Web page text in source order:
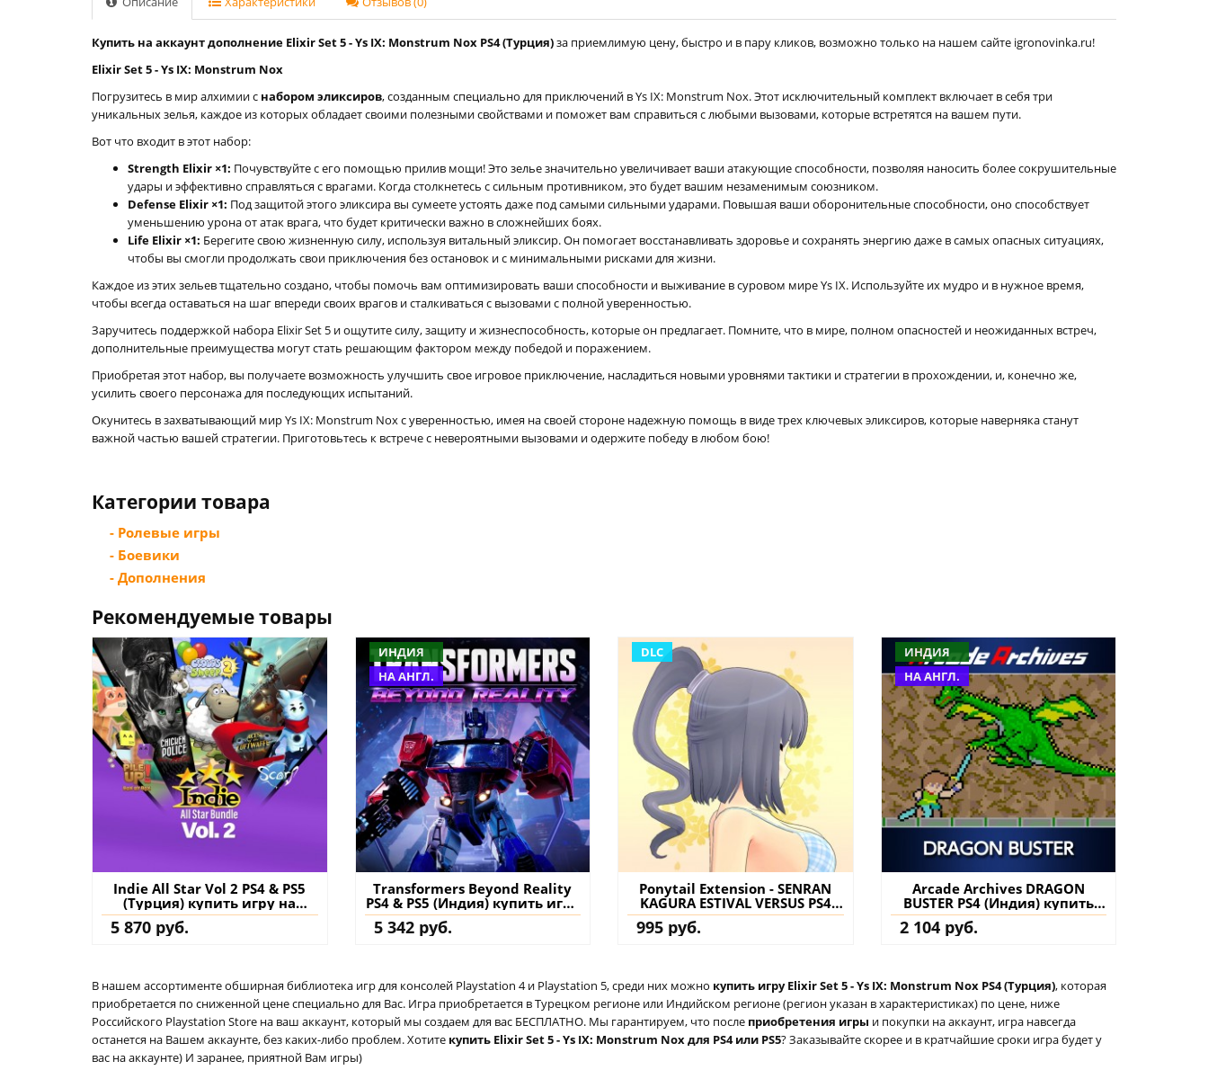
Купить на аккаунт дополнение Elixir Set 5 - Ys IX: Monstrum Nox PS4 (Турция)за приемлимую цену, быстро и в пару кликов, возможно только на нашем сайте igronovinka.ru!
Elixir Set 5 - Ys IX: Monstrum Nox
Погрузитесь в мир алхимии с набором эликсиров, созданным специально для приключений в Ys IX: Monstrum Nox. Этот исключительный комплект включает в себя три
уникальных зелья, каждое из которых обладает своими полезными свойствами и поможет вам справиться с любыми вызовами, которые встретятся на вашем пути.
Вот что входит в этот набор:
Strength Elixir ×1: Почувствуйте с его помощью прилив мощи! Это зелье значительно увеличивает ваши атакующие способности, позволяя наносить более сокрушительные
удары и эффективно справляться с врагами. Когда столкнетесь с сильным противником, это будет вашим незаменимым союзником.
Defense Elixir ×1: Под защитой этого эликсира вы сумеете устоять даже под самыми сильными ударами. Повышая ваши оборонительные способности, оно способствует
уменьшению урона от атак врага, что будет критически важно в сложнейших боях.
Life Elixir ×1: Берегите свою жизненную силу, используя витальный эликсир. Он помогает восстанавливать здоровье и сохранять энергию даже в самых опасных ситуациях,
чтобы вы смогли продолжать свои приключения без остановок и с минимальными рисками для жизни.
Каждое из этих зельев тщательно создано, чтобы помочь вам оптимизировать ваши способности и выживание в суровом мире Ys IX. Используйте их мудро и в нужное время,
чтобы всегда оставаться на шаг впереди своих врагов и сталкиваться с вызовами с полной уверенностью.
Заручитесь поддержкой набора Elixir Set 5 и ощутите силу, защиту и жизнеспособность, которые он предлагает. Помните, что в мире, полном опасностей и неожиданных встреч,
дополнительные преимущества могут стать решающим фактором между победой и поражением.
Приобретая этот набор, вы получаете возможность улучшить свое игровое приключение, насладиться новыми уровнями тактики и стратегии в прохождении, и, конечно же,
усилить своего персонажа для последующих испытаний.
Окунитесь в захватывающий мир Ys IX: Monstrum Nox с уверенностью, имея на своей стороне надежную помощь в виде трех ключевых эликсиров, которые наверняка станут
важной частью вашей стратегии. Приготовьтесь к встрече с невероятными вызовами и одержите победу в любом бою!
Категории товара
- Ролевые игры
- Боевики
- Дополнения
Рекомендуемые товары
Indie All Star Vol 2 PS4 & PS5
(Турция) купить игру на
аккаунт
5 870 руб.
ИНДИЯ
НА АНГЛ.
Transformers Beyond Reality
PS4 & PS5 (Индия) купить игру
на аккаунт
5 342 руб.
DLC
Ponytail Extension - SENRAN
KAGURA ESTIVAL VERSUS PS4
(Турция) купить дополнение
на аккаунт
995 руб.
ИНДИЯ
НА АНГЛ.
Arcade Archives DRAGON
BUSTER PS4 (Индия) купить
игру на аккаунт
2 104 руб.
В нашем ассортименте обширная библиотека игр для консолей Playstation 4 и Playstation 5, среди них можно купить игру Elixir Set 5 - Ys IX: Monstrum Nox PS4 (Турция), которая
приобретается по сниженной цене специально для Вас. Игра приобретается в Турецком регионе или Индийском регионе (регион указан в характеристиках) по цене, ниже
Российского Playstation Store на ваш аккаунт, который мы создаем для вас БЕСПЛАТНО. Мы гарантируем, что после приобретения игры и покупки на аккаунт, игра навсегда
останется на Вашем аккаунте, без каких-либо проблем. Хотите купить Elixir Set 5 - Ys IX: Monstrum Nox для PS4 или PS5? Заказывайте скорее и в кратчайшие сроки игра будет у
вас на аккаунте) И заранее, приятной Вам игры)